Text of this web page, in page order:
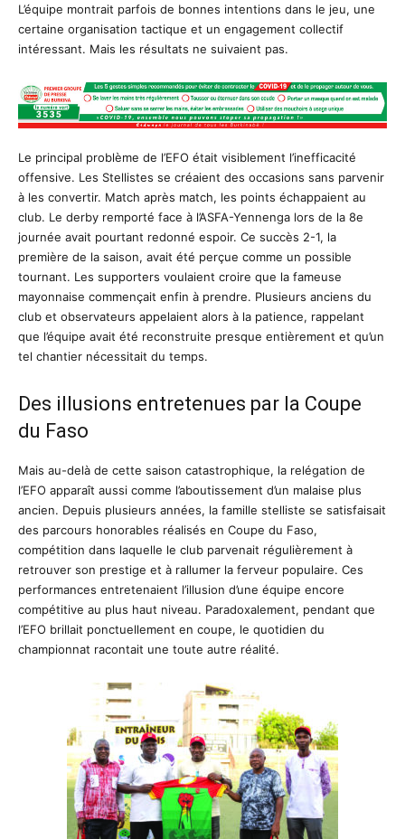
L’équipe montrait parfois de bonnes intentions dans le jeu, une
certaine organisation tactique et un engagement collectif
intéressant. Mais les résultats ne suivaient pas.
Le principal problème de l’EFO était visiblement l’inefficacité
offensive. Les Stellistes se créaient des occasions sans parvenir
à les convertir. Match après match, les points échappaient au
club. Le derby remporté face à l’ASFA-Yennenga lors de la 8e
journée avait pourtant redonné espoir. Ce succès 2-1, la
première de la saison, avait été perçue comme un possible
tournant. Les supporters voulaient croire que la fameuse
mayonnaise commençait enfin à prendre. Plusieurs anciens du
club et observateurs appelaient alors à la patience, rappelant
que l’équipe avait été reconstruite presque entièrement et qu’un
tel chantier nécessitait du temps.
Des illusions entretenues par la Coupe
du Faso
Mais au-delà de cette saison catastrophique, la relégation de
l’EFO apparaît aussi comme l’aboutissement d’un malaise plus
ancien. Depuis plusieurs années, la famille stelliste se satisfaisait
des parcours honorables réalisés en Coupe du Faso,
compétition dans laquelle le club parvenait régulièrement à
retrouver son prestige et à rallumer la ferveur populaire. Ces
performances entretenaient l’illusion d’une équipe encore
compétitive au plus haut niveau. Paradoxalement, pendant que
l’EFO brillait ponctuellement en coupe, le quotidien du
championnat racontait une toute autre réalité.